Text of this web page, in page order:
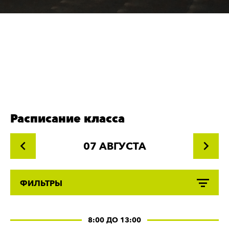
Расписание класса
07 АВГУСТА
ФИЛЬТРЫ
8:00 ДО 13:00